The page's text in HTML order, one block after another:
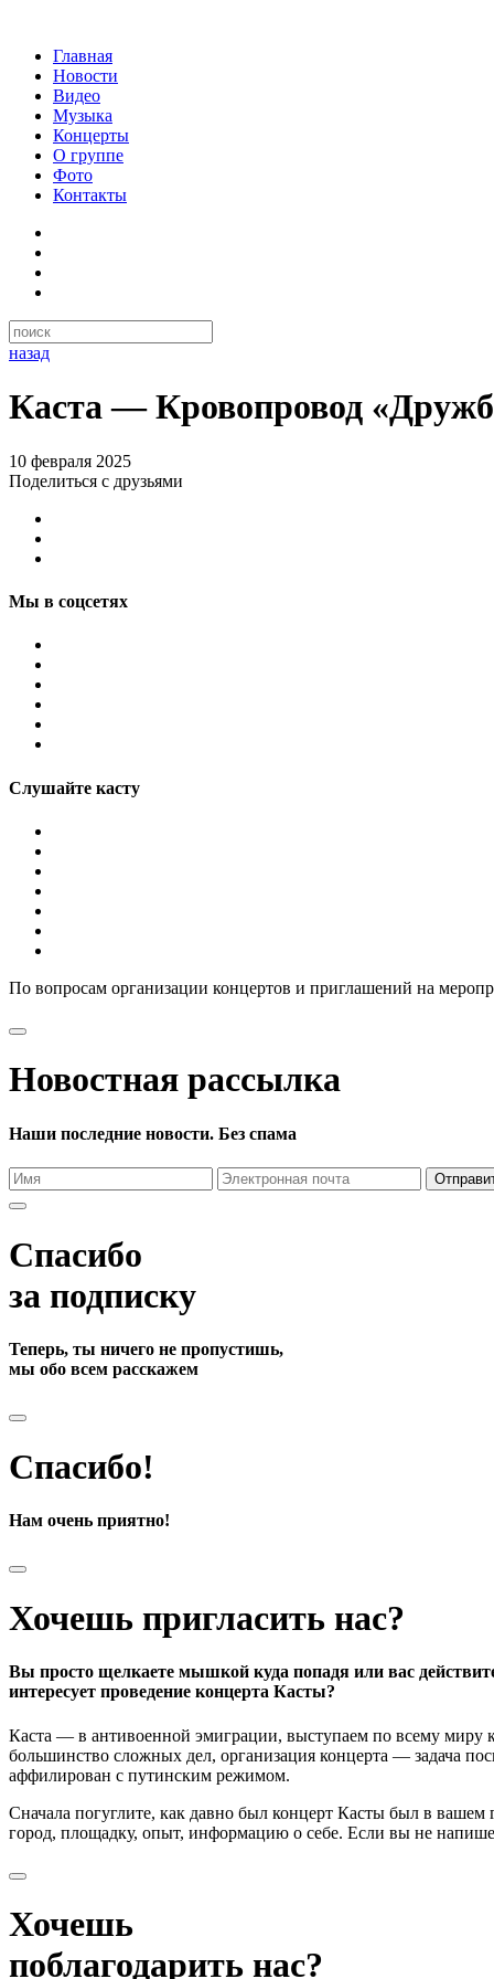
Главная
Новости
Видео
Музыка
Концерты
О группе
Фото
Контакты
назад
Каста — Кровопровод
10 февраля 2025
Поделиться с друзьями
Мы в соцсетях
Слушайте касту
По вопросам организации концертов и приглашений на
Новостная рассылка
Наши последние новости. Без спама
Спасибо
за подписку
Теперь, ты ничего не пропустишь,
мы обо всем расскажем
Спасибо!
Нам очень приятно!
Хочешь пригласить нас?
Вы просто щелкаете мышкой куда попадя или вас
интересует проведение концерта Касты?
Каста — в антивоенной эмиграции, выступаем по всему миру
большинство сложных дел, организация концерта — задача
аффилирован с путинским режимом.
Сначала погуглите, как давно был концерт Касты был в
город, площадку, опыт, информацию о себе. Если вы не
Хочешь
поблагодарить нас?